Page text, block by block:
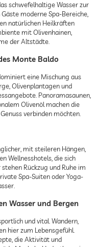
schwefelhaltige Wasser zur
moderne Spa-Bereiche,
natürlichen Heilkräften
mit Olivenhainen,
der Altstädte.
Monte Baldo
eine Mischung aus
Olivenplantagen und
Panoramasaunen,
Olivenöl machen die
verbinden möchten.
mit steileren Hängen,
Wellnesshotels, die sich
Rückzug und Ruhe im
Spa-Suiten oder Yoga-
Wasser und Bergen
und vital. Wandern,
hier zum Lebensgefühl.
die Aktivität und